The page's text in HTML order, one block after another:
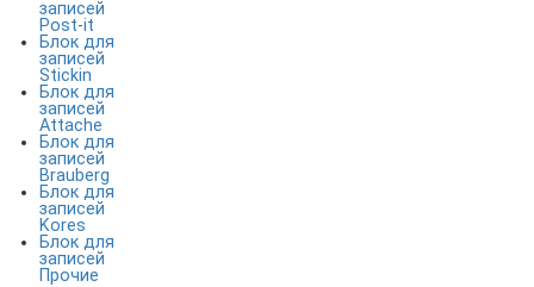
записей
Post-it
Блок для
записей
Stickin
Блок для
записей
Attache
Блок для
записей
Brauberg
Блок для
записей
Kores
Блок для
записей
Прочие